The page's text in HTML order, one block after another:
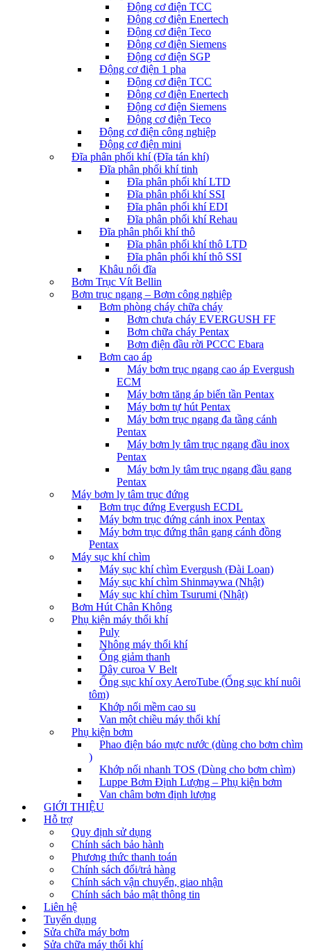
Động cơ điện TCC
Động cơ điện Enertech
Động cơ điện Teco
Động cơ điện Siemens
Động cơ điện SGP
Động cơ điện 1 pha
Động cơ điện TCC
Động cơ điện Enertech
Động cơ điện Siemens
Động cơ điện Teco
Động cơ điện công nghiệp
Động cơ điện mini
Đĩa phân phối khí (Đĩa tán khí)
Đĩa phân phối khí tinh
Đĩa phân phối khí LTD
Đĩa phân phối khí SSI
Đĩa phân phối khí EDI
Đĩa phân phối khí Rehau
Đĩa phân phối khí thô
Đĩa phân phối khí thô LTD
Đĩa phân phối khí thô SSI
Khâu nối đĩa
Bơm Trục Vít Bellin
Bơm trục ngang – Bơm công nghiệp
Bơm phòng cháy chữa cháy
Bơm chưa cháy EVERGUSH FF
Bơm chữa cháy Pentax
Bơm điện đầu rời PCCC Ebara
Bơm cao áp
Máy bơm trục ngang cao áp Evergush
ECM
Máy bơm tăng áp biến tần Pentax
Máy bơm tự hút Pentax
Máy bơm trục ngang đa tầng cánh
Pentax
Máy bơm ly tâm trục ngang đầu inox
Pentax
Máy bơm ly tâm trục ngang đầu gang
Pentax
Máy bơm ly tâm trục đứng
Bơm trục đứng Evergush ECDL
Máy bơm trục đứng cánh inox Pentax
Máy bơm trục đứng thân gang cánh đồng
Pentax
Máy sục khí chìm
Máy sục khí chìm Evergush (Đài Loan)
Máy sục khí chìm Shinmaywa (Nhật)
Máy sục khí chìm Tsurumi (Nhật)
Bơm Hút Chân Không
Phụ kiện máy thổi khí
Puly
Nhông máy thổi khí
Ống giảm thanh
Dây curoa V Belt
Ống sục khí oxy AeroTube (Ống sục khí nuôi
tôm)
Khớp nối mềm cao su
Van một chiều máy thổi khí
Phụ kiện bơm
Phao điện báo mực nước (dùng cho bơm chìm
)
Khớp nối nhanh TOS (Dùng cho bơm chìm)
Luppe Bơm Định Lượng – Phụ kiện bơm
Van châm bơm định lượng
GIỚI THIỆU
Hỗ trợ
Quy định sử dụng
Chính sách bảo hành
Phương thức thanh toán
Chính sách đổi/trả hàng
Chính sách vận chuyển, giao nhận
Chính sách bảo mật thông tin
Liên hệ
Tuyển dụng
Sửa chữa máy bơm
Sửa chữa máy thổi khí